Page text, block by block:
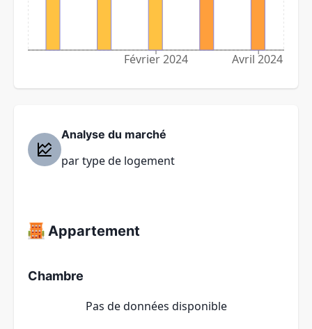
Février 2024 Avril 2024
Analyse du marché
par type de logement
Appartement
Chambre
Pas de données disponible